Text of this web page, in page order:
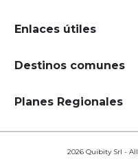
Enlaces útiles
Destinos comunes
Planes Regionales
2026 Quibity Srl - All